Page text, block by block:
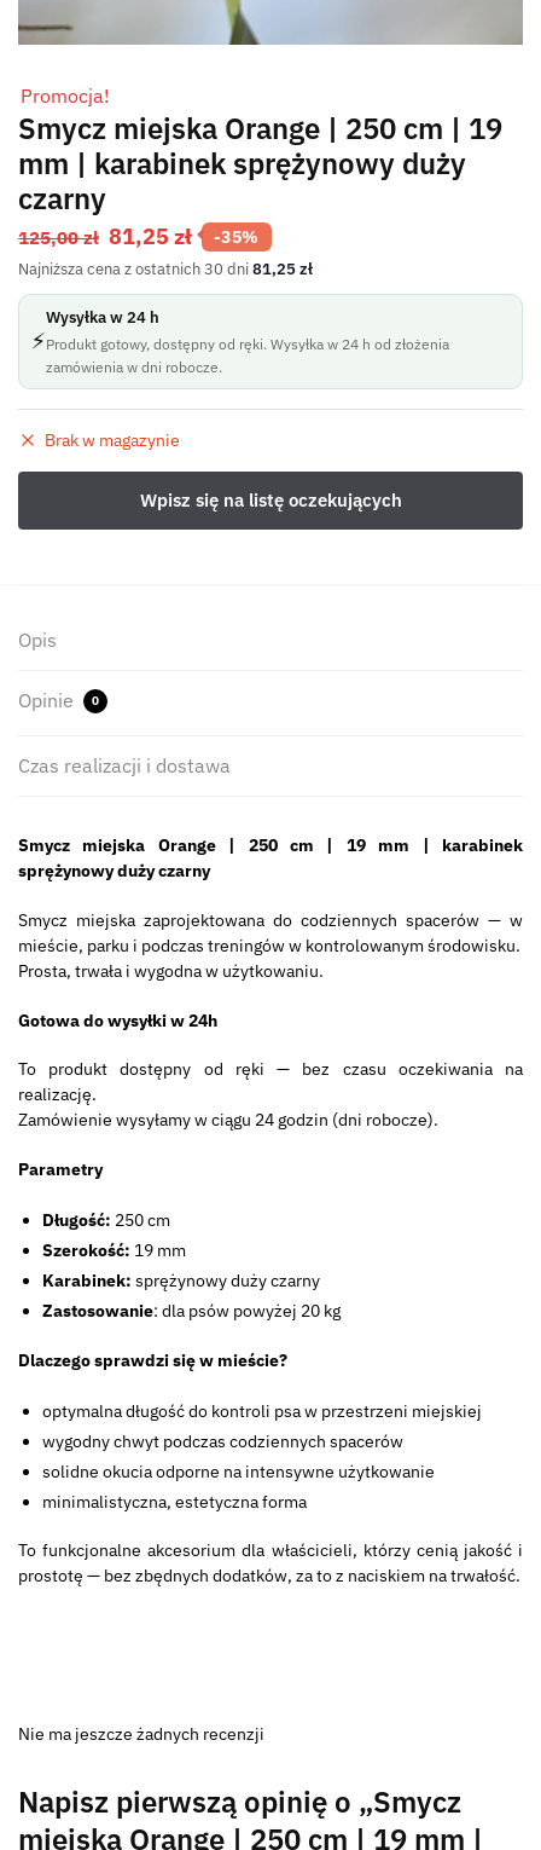
Promocja!
Smycz miejska Orange | 250 cm | 19
mm | karabinek sprężynowy duży
czarny
125,00zł 81,25 zł -35%
Najniższa cena z ostatnich 30 dni81,25zł
⚡
Wysyłka w 24 h
Produkt gotowy, dostępny od ręki. Wysyłka w 24 h od złożenia
zamówienia w dni robocze.
Brak w magazynie
Opis
Opinie 0
Czas realizacji i dostawa
Smycz miejska Orange | 250 cm | 19 mm | karabinek
sprężynowy duży czarny
Smycz miejska zaprojektowana do codziennych spacerów — w
mieście, parku i podczas treningów w kontrolowanym środowisku.
Prosta, trwała i wygodna w użytkowaniu.
Gotowa do wysyłki w 24h
To produkt dostępny od ręki — bez czasu oczekiwania na
realizację.
Zamówienie wysyłamy w ciągu 24 godzin (dni robocze).
Parametry
Długość: 250 cm
Szerokość: 19 mm
Karabinek: sprężynowy duży czarny
Zastosowanie: dla psów powyżej 20 kg
Dlaczego sprawdzi się w mieście?
optymalna długość do kontroli psa w przestrzeni miejskiej
wygodny chwyt podczas codziennych spacerów
solidne okucia odporne na intensywne użytkowanie
minimalistyczna, estetyczna forma
To funkcjonalne akcesorium dla właścicieli, którzy cenią jakość i
prostotę — bez zbędnych dodatków, za to z naciskiem na trwałość.
Nie ma jeszcze żadnych recenzji
Napisz pierwszą opinię o „Smycz
miejska Orange | 250 cm | 19 mm |